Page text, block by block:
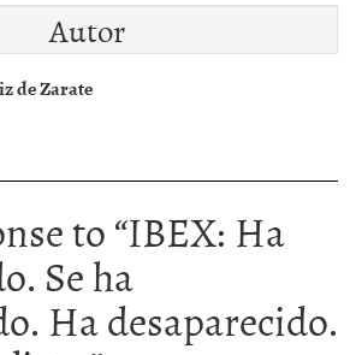
Autor
de Zarate
to “IBEX: Ha
Se ha
Ha desaparecido.